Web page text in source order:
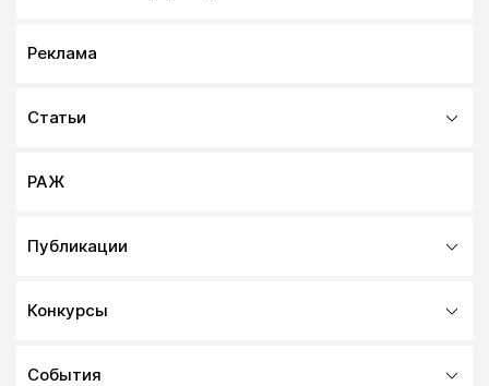
Реклама
Статьи
РАЖ
Публикации
Конкурсы
События